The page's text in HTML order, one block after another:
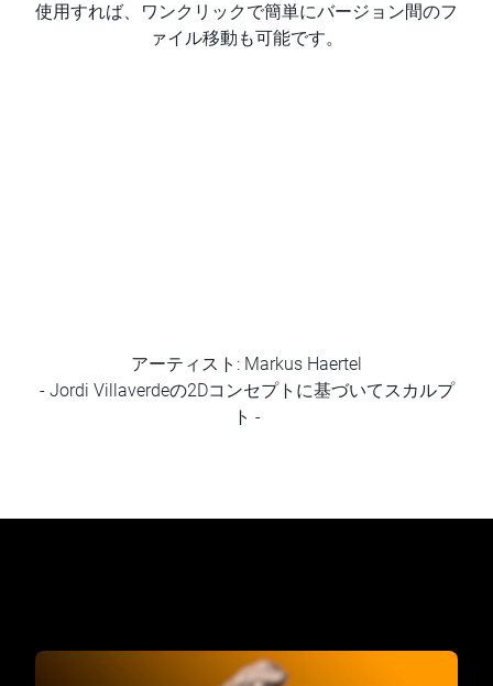
使用すれば、ワンクリックで簡単にバージョン間のフ
ァイル移動も可能です。
アーティスト: Markus Haertel
- Jordi Villaverdeの2Dコンセプトに基づいてスカルプ
ト -